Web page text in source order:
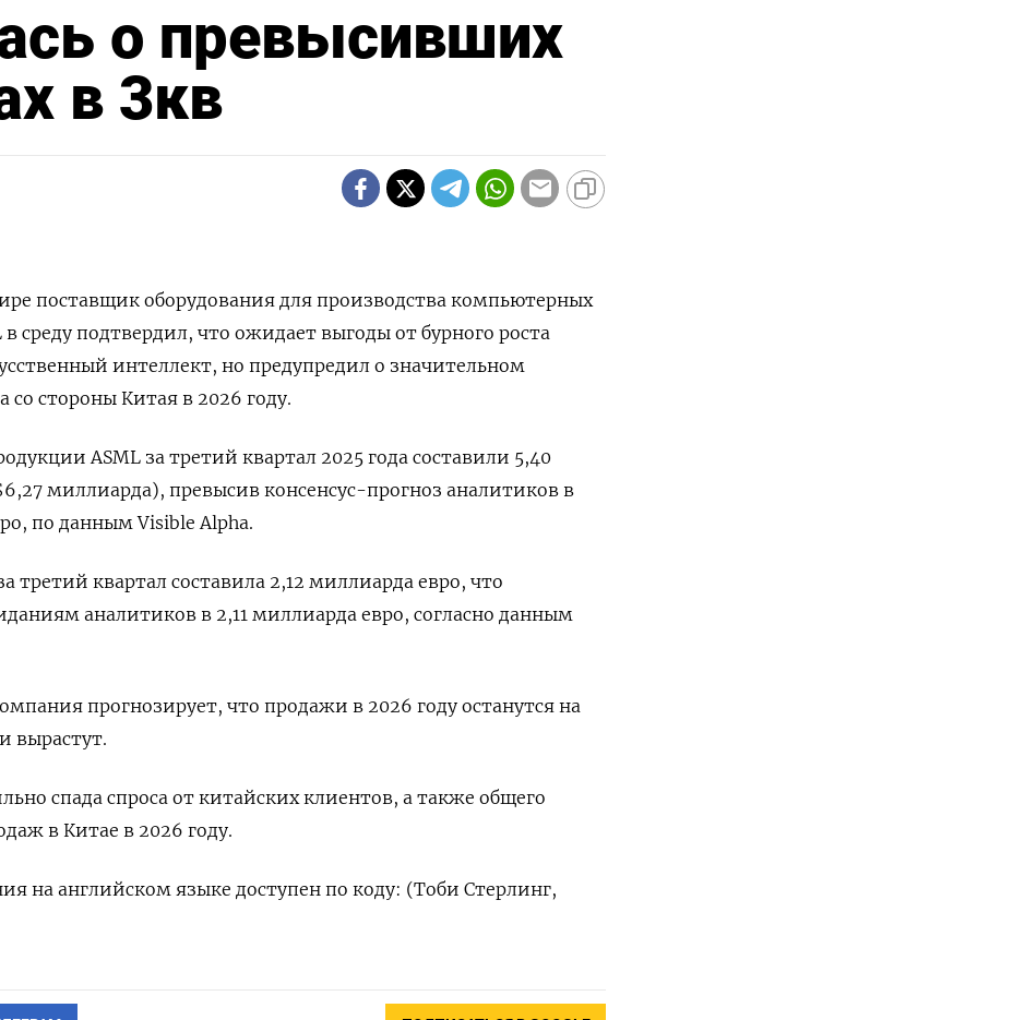
о превысивших
в 3кв
поставщик оборудования для производства компьютерных
среду подтвердил, что ожидает выгоды от бурного роста
интеллект, но предупредил о значительном
со стороны Китая в 2026 году.
ASML за третий квартал 2025 года составили 5,40
миллиарда), превысив консенсус-прогноз аналитиков в
по данным Visible Alpha.
третий квартал составила 2,12 миллиарда евро, что
аналитиков в 2,11 миллиарда евро, согласно данным
прогнозирует, что продажи в 2026 году останутся на
вырастут.
спада спроса от китайских клиентов, а также общего
в Китае в 2026 году.
на английском языке доступен по коду: (Тоби Стерлинг,